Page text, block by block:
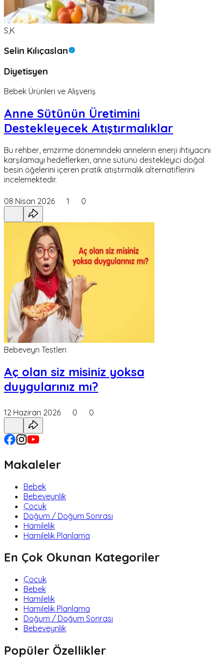
S,K
Selin Kılıçaslan
Diyetisyen
Bebek Ürünleri ve Alışveriş
Anne Sütünün Üretimini
Destekleyecek Atıştırmalıklar
Bu rehber, emzirme dönemindeki annelerin enerji ihtiyacını
karşılamayı hedeflerken, anne sütünü destekleyici doğal
besin öğelerini içeren pratik atıştırmalık alternatiflerini
incelemektedir.
08 Nisan 2026 1 0
Bebeveyn Testleri
Aç olan siz misiniz yoksa
duygularınız mı?
12 Haziran 2026 0 0
Makaleler
Bebek
Bebeveynlik
Çocuk
Doğum / Doğum Sonrası
Hamilelik
Hamilelik Planlama
En Çok Okunan Kategoriler
Çocuk
Bebek
Hamilelik
Hamilelik Planlama
Doğum / Doğum Sonrası
Bebeveynlik
Popüler Özellikler